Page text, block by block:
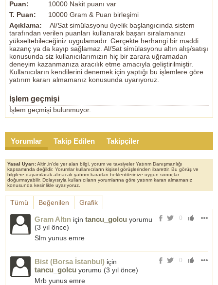
Puan:
10000 Nakit puanı var
T. Puan:
10000 Gram & Puan birleşimi
Açıklama:
Al/Sat simülasyonu üyelik başlangıcında sistem
tarafından verilen puanları kullanarak başarı sıralamanızı
yükseltebileceğiniz uygulamadır. Gerçekte herhangi bir maddi
kazanç ya da kayıp sağlamaz. Al/Sat simülasyonu altın alış/satışı
konusunda siz kullanıcılarımızın hiç bir zarara uğramadan
deneyim kazanmanıza aracılık etme amacıyla geliştirilmiştir.
Kullanıcıların kendilerini denemek için yaptığı bu işlemlere göre
yatırım kararı almamanız konusunda uyarıyoruz.
İşlem geçmişi
İşlem geçmişi bulunmuyor.
Yorumlar Takip Edilen Takipçiler
Yasal Uyarı:Altin.in'de yer alan bilgi, yorum ve tavsiyeler Yatırım Danışmanlığı
kapsamında değildir. Yorumlar kullanıcıların kişisel görüşlerinden ibarettir. Bu görüş ve
bilgilere dayanılarak alınacak yatırım kararları beklentilerinize uygun sonuçlar
doğurmayabilir. Dolayısıyla kullanıcıların yorumlarına göre yatırım kararı almamanız
konusunda kesinlikle uyarıyoruz.
Tümü Beğenilen Grafik
0
Gram Altın için tancu_golcu yorumu
(3 yıl önce)
Slm yunus emre
0
Bist (Borsa İstanbul) için
tancu_golcu yorumu (3 yıl önce)
Mrb yunus emre